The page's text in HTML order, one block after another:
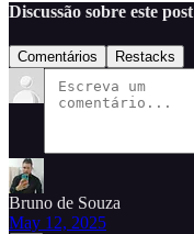
Discussão sobre este post
Comentários Restacks
Bruno de Souza
May 12, 2025